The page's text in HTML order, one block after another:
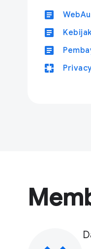
article
article
article
pages